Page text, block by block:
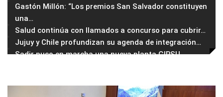
Gastón Millón: “Los premios San Salvador constituyen
una…
Salud continúa con llamados a concurso para cubrir…
Jujuy y Chile profundizan su agenda de integración…
Sadir puso en marcha una nueva planta GIRSU…